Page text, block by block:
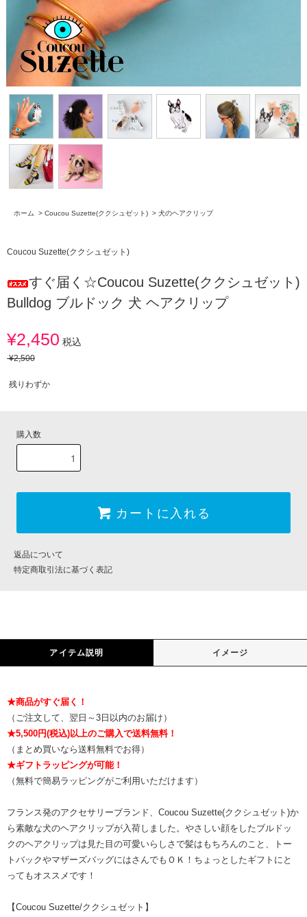
ホーム > Coucou Suzette(ククシュゼット) > 犬のヘアクリップ
Coucou Suzette(ククシュゼット)
すぐ届く☆Coucou Suzette(ククシュゼット)
Bulldog ブルドック 犬 ヘアクリップ
¥2,450 税込
¥2,500
残りわずか
購入数
カートに入れる
返品について
特定商取引法に基づく表記
アイテム説明 イメージ
★商品がすぐ届く！
（ご注文して、翌日～3日以内のお届け）
★5,500円(税込)以上のご購入で送料無料！
（まとめ買いなら送料無料でお得）
★ギフトラッピングが可能！
（無料で簡易ラッピングがご利用いただけます）
フランス発のアクセサリーブランド、Coucou Suzette(ククシュゼット)か
ら素敵な犬のヘアクリップが入荷しました。やさしい顔をしたブルドッ
クのヘアクリップは見た目の可愛いらしさで髪はもちろんのこと、トー
トバックやマザーズバッグにはさんでもＯＫ！ちょっとしたギフトにと
ってもオススメです！
【Coucou Suzette/ククシュゼット】